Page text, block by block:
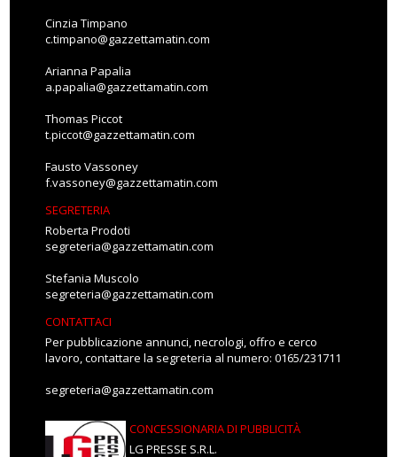
Cinzia Timpano
c.timpano@gazzettamatin.com
Arianna Papalia
a.papalia@gazzettamatin.com
Thomas Piccot
t.piccot@gazzettamatin.com
Fausto Vassoney
f.vassoney@gazzettamatin.com
SEGRETERIA
Roberta Prodoti
segreteria@gazzettamatin.com
Stefania Muscolo
segreteria@gazzettamatin.com
CONTATTACI
Per pubblicazione annunci, necrologi, offro e cerco
lavoro, contattare la segreteria al numero: 0165/231711
segreteria@gazzettamatin.com
CONCESSIONARIA DI PUBBLICITÀ
LG PRESSE S.R.L.